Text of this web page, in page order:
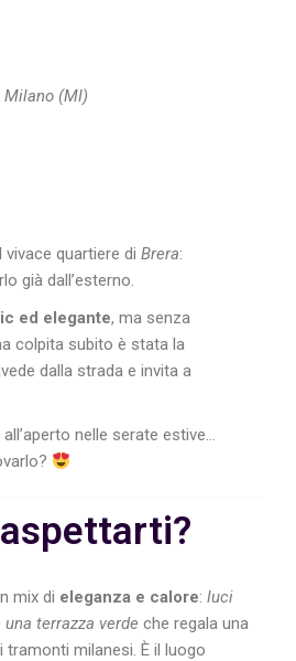
Milano (MI)
vivace quartiere diBrera:
già dall’esterno.
ed elegante, ma senza
colpita subito è stata la
dalla strada e invita a
nelle serate estive…
mix di eleganza e calore:luci
terrazza verde che regala una
milanesi. È il luogo